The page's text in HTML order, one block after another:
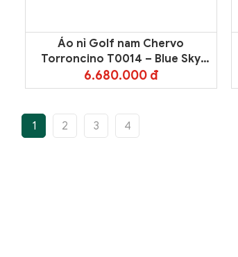
Áo nỉ Golf nam Chervo
Torroncino T0014 – Blue Sky
Blue 008E
6.680.000 đ
1 2 3 4